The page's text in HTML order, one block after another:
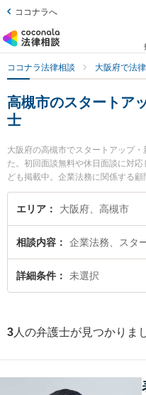
ココナラへ
ココナラ法律相談 大阪府で法
高槻市のスタートア
士
大阪府の高槻市でスタートアップ
た。初回面談無料や休日面談に対
ども掲載中。企業法務に関係する
ック、雇用契約書・就業規則作成
です。特に東京スタートアップ法
したスタートアップ・新規事業の
『スタートアップ・新規事業のト
したい』『初回相談無料でスター
エリア 大阪府、高槻市
相談内容 企業法務、スタ
詳細条件 未選択
3 人の弁護士が見つかりま